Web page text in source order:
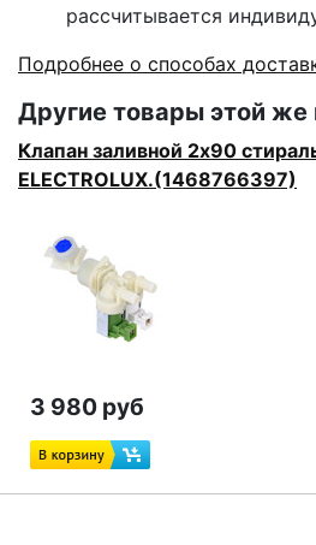
рассчитывается
Подробнее о способах
Другие товары этой же
Клапан заливной 2x90
ELECTROLUX.(1468766397)
3 980 руб